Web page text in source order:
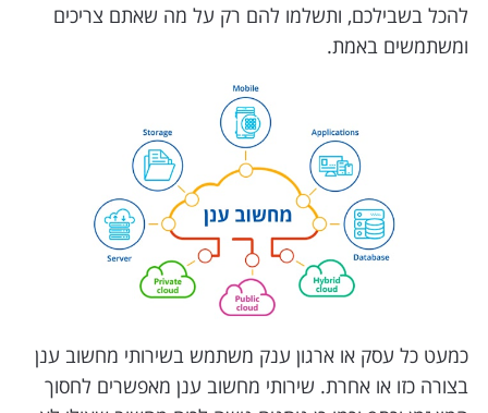
להכל בשבילכם, ותשלמו להם רק על מה שאתם צריכים
ומשתמשים באמת.
כמעט כל עסק או ארגון ענק משתמש בשירותי מחשוב ענן
בצורה כזו או אחרת. שירותי מחשוב ענן מאפשרים לחסוך